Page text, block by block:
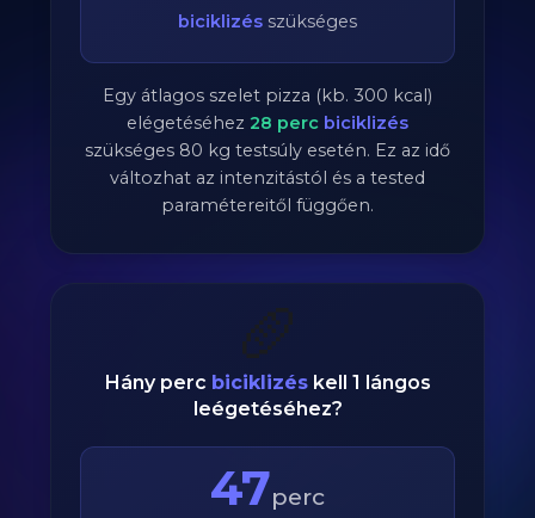
biciklizés szükséges
Egy átlagos szelet pizza (kb. 300 kcal)
elégetéséhez 28 perc biciklizés
szükséges 80 kg testsúly esetén. Ez az idő
változhat az intenzitástól és a tested
paramétereitől függően.
🥖
Hány perc biciklizéskell 1 lángos
leégetéséhez?
47perc